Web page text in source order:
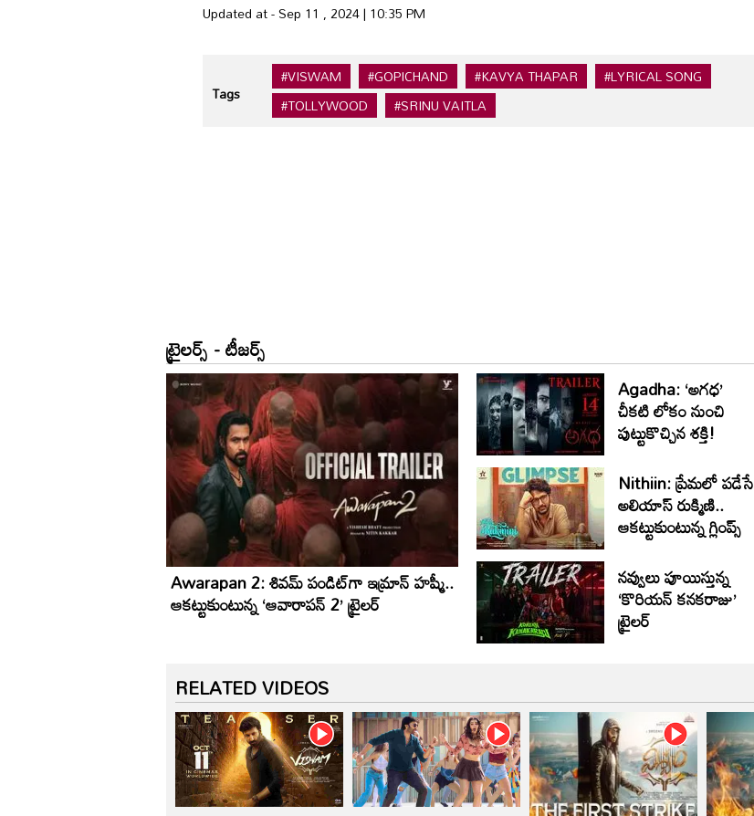
Updated at - Sep 11 , 2024 | 10:35 PM
Tags
#VISWAM #GOPICHAND #KAVYA THAPAR
#LYRICAL SONG
#TOLLYWOOD
#SRINU VAITLA
ట్రైలర్స్ - టీజర్స్
Awarapan 2: శివమ్ పండిట్‌గా ఇమ్రాన్ హష్మీ..
ఆకట్టుకుంటున్న ‘ఆవారాపన్ 2’ ట్రైలర్
Agadha: ‘అగధ’
చీకటి లోకం నుంచి
పుట్టుకొచ్చిన శక్తి!
Nithiin: ప్రేమలో పడేసే
అలియాస్ రుక్మిణి..
ఆకట్టుకుంటున్న గ్లింప్స్‌
నవ్వులు పూయిస్తున్న
‘కొరియన్ కనకరాజు’
ట్రైలర్
RELATED VIDEOS